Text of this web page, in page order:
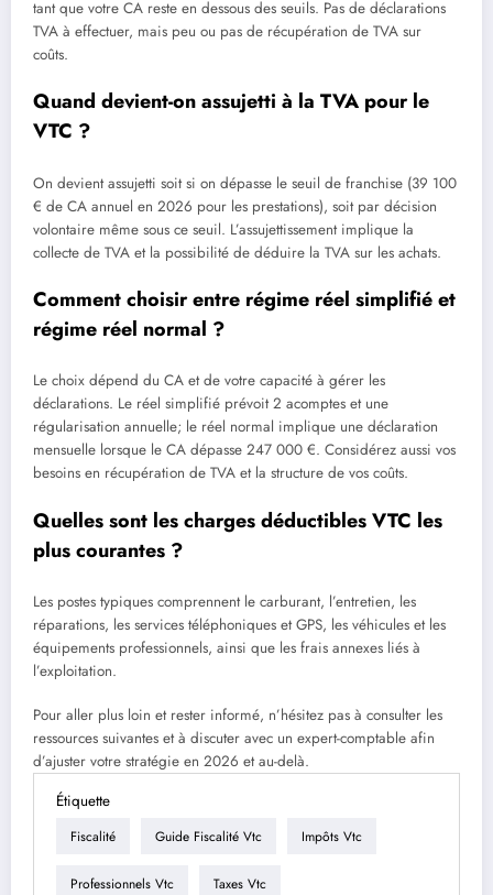
tant que votre CA reste en dessous des seuils. Pas de déclarations
TVA à effectuer, mais peu ou pas de récupération de TVA sur
coûts.
Quand devient-on assujetti à la TVA pour le
VTC ?
On devient assujetti soit si on dépasse le seuil de franchise (39 100
€ de CA annuel en 2026 pour les prestations), soit par décision
volontaire même sous ce seuil. L’assujettissement implique la
collecte de TVA et la possibilité de déduire la TVA sur les achats.
Comment choisir entre régime réel simplifié et
régime réel normal ?
Le choix dépend du CA et de votre capacité à gérer les
déclarations. Le réel simplifié prévoit 2 acomptes et une
régularisation annuelle; le réel normal implique une déclaration
mensuelle lorsque le CA dépasse 247 000 €. Considérez aussi vos
besoins en récupération de TVA et la structure de vos coûts.
Quelles sont les charges déductibles VTC les
plus courantes ?
Les postes typiques comprennent le carburant, l’entretien, les
réparations, les services téléphoniques et GPS, les véhicules et les
équipements professionnels, ainsi que les frais annexes liés à
l’exploitation.
Pour aller plus loin et rester informé, n’hésitez pas à consulter les
ressources suivantes et à discuter avec un expert-comptable afin
d’ajuster votre stratégie en 2026 et au-delà.
Étiquette
Fiscalité Guide Fiscalité Vtc Impôts Vtc
Professionnels Vtc Taxes Vtc